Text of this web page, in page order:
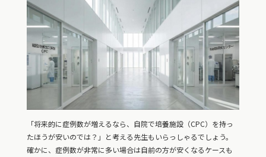
「将来的に症例数が増えるなら、自院で培養施設（CPC）を持っ
たほうが安いのでは？」と考える先生もいらっしゃるでしょう。
確かに、症例数が非常に多い場合は自前の方が安くなるケースも